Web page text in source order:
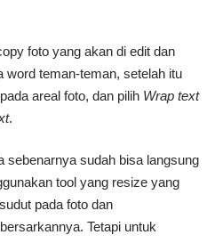
foto yang akan di edit dan
word teman-teman, setelah itu
areal foto, dan pilih Wrap text
.
sebenarnya sudah bisa langsung
tool yang resize yang
pada foto dan
Tetapi untuk